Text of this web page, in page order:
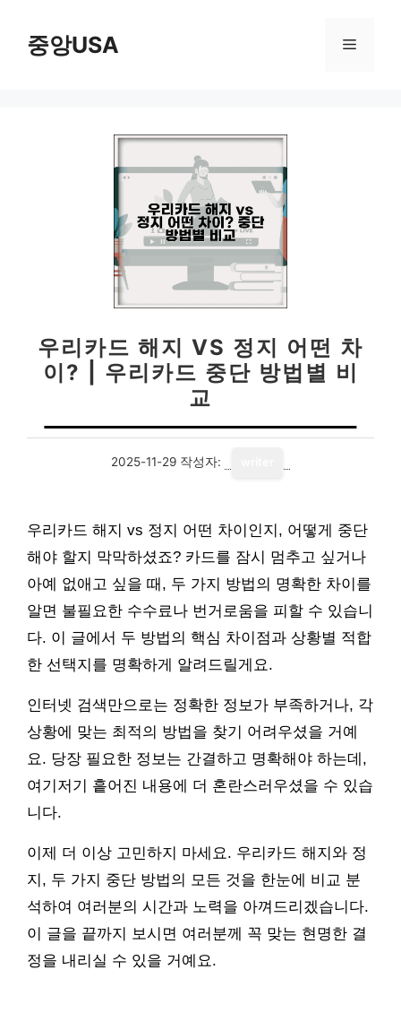
중앙USA 메
우리카드 해지 VS 정지 어떤 차
이? | 우리카드 중단 방법별 비
교
2025-11-29 작성자:
우리카드 해지 vs 정지 어떤 차이인지, 어떻게 중단
해야 할지 막막하셨죠? 카드를 잠시 멈추고 싶거나
아예 없애고 싶을 때, 두 가지 방법의 명확한 차이를
알면 불필요한 수수료나 번거로움을 피할 수 있습니
다. 이 글에서 두 방법의 핵심 차이점과 상황별 적합
한 선택지를 명확하게 알려드릴게요.
인터넷 검색만으로는 정확한 정보가 부족하거나, 각
상황에 맞는 최적의 방법을 찾기 어려우셨을 거예
요. 당장 필요한 정보는 간결하고 명확해야 하는데,
여기저기 흩어진 내용에 더 혼란스러우셨을 수 있습
니다.
이제 더 이상 고민하지 마세요. 우리카드 해지와 정
지, 두 가지 중단 방법의 모든 것을 한눈에 비교 분
석하여 여러분의 시간과 노력을 아껴드리겠습니다.
이 글을 끝까지 보시면 여러분께 꼭 맞는 현명한 결
정을 내리실 수 있을 거예요.